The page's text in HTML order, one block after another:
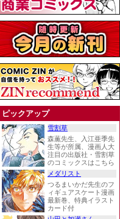
ピックアップ
雪割草
森薫先生、入江亜季先
生等が所属、漫画人大
注目の出版社・雪割草
のコミックスはこちら
メダリスト
つるまいかだ先生のフ
ィギュアスケート漫画
最新巻、特典イラスト
カード付